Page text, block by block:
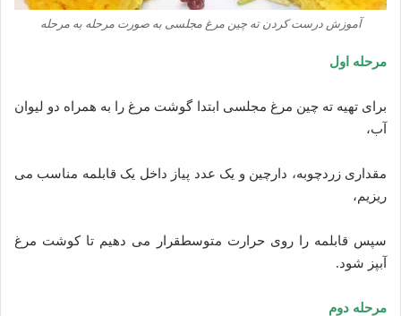
آموزش درست کردن ته چین مرغ مجلسی به صورت مرحله به مرحله
مرحله اول
برای تهیه ته چین مرغ مجلسی ابتدا گوشت مرغ را به همراه دو لیوان
آب،
مقداری زردچوبه، دارچین و یک عدد پیاز داخل یک قابلمه مناسب می
ریزیم،
سپس قابلمه را روی حرارت متوسطقرار می دهیم تا کوشت مرغ
آبپز شود.
مرحله دوم